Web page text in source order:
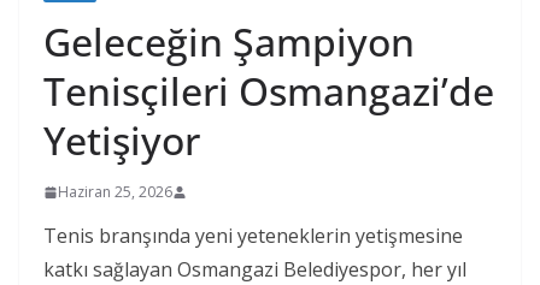
Geleceğin Şampiyon
Tenisçileri Osmangazi’de
Yetişiyor
Haziran 25, 2026
Tenis branşında yeni yeteneklerin yetişmesine
katkı sağlayan Osmangazi Belediyespor, her yıl